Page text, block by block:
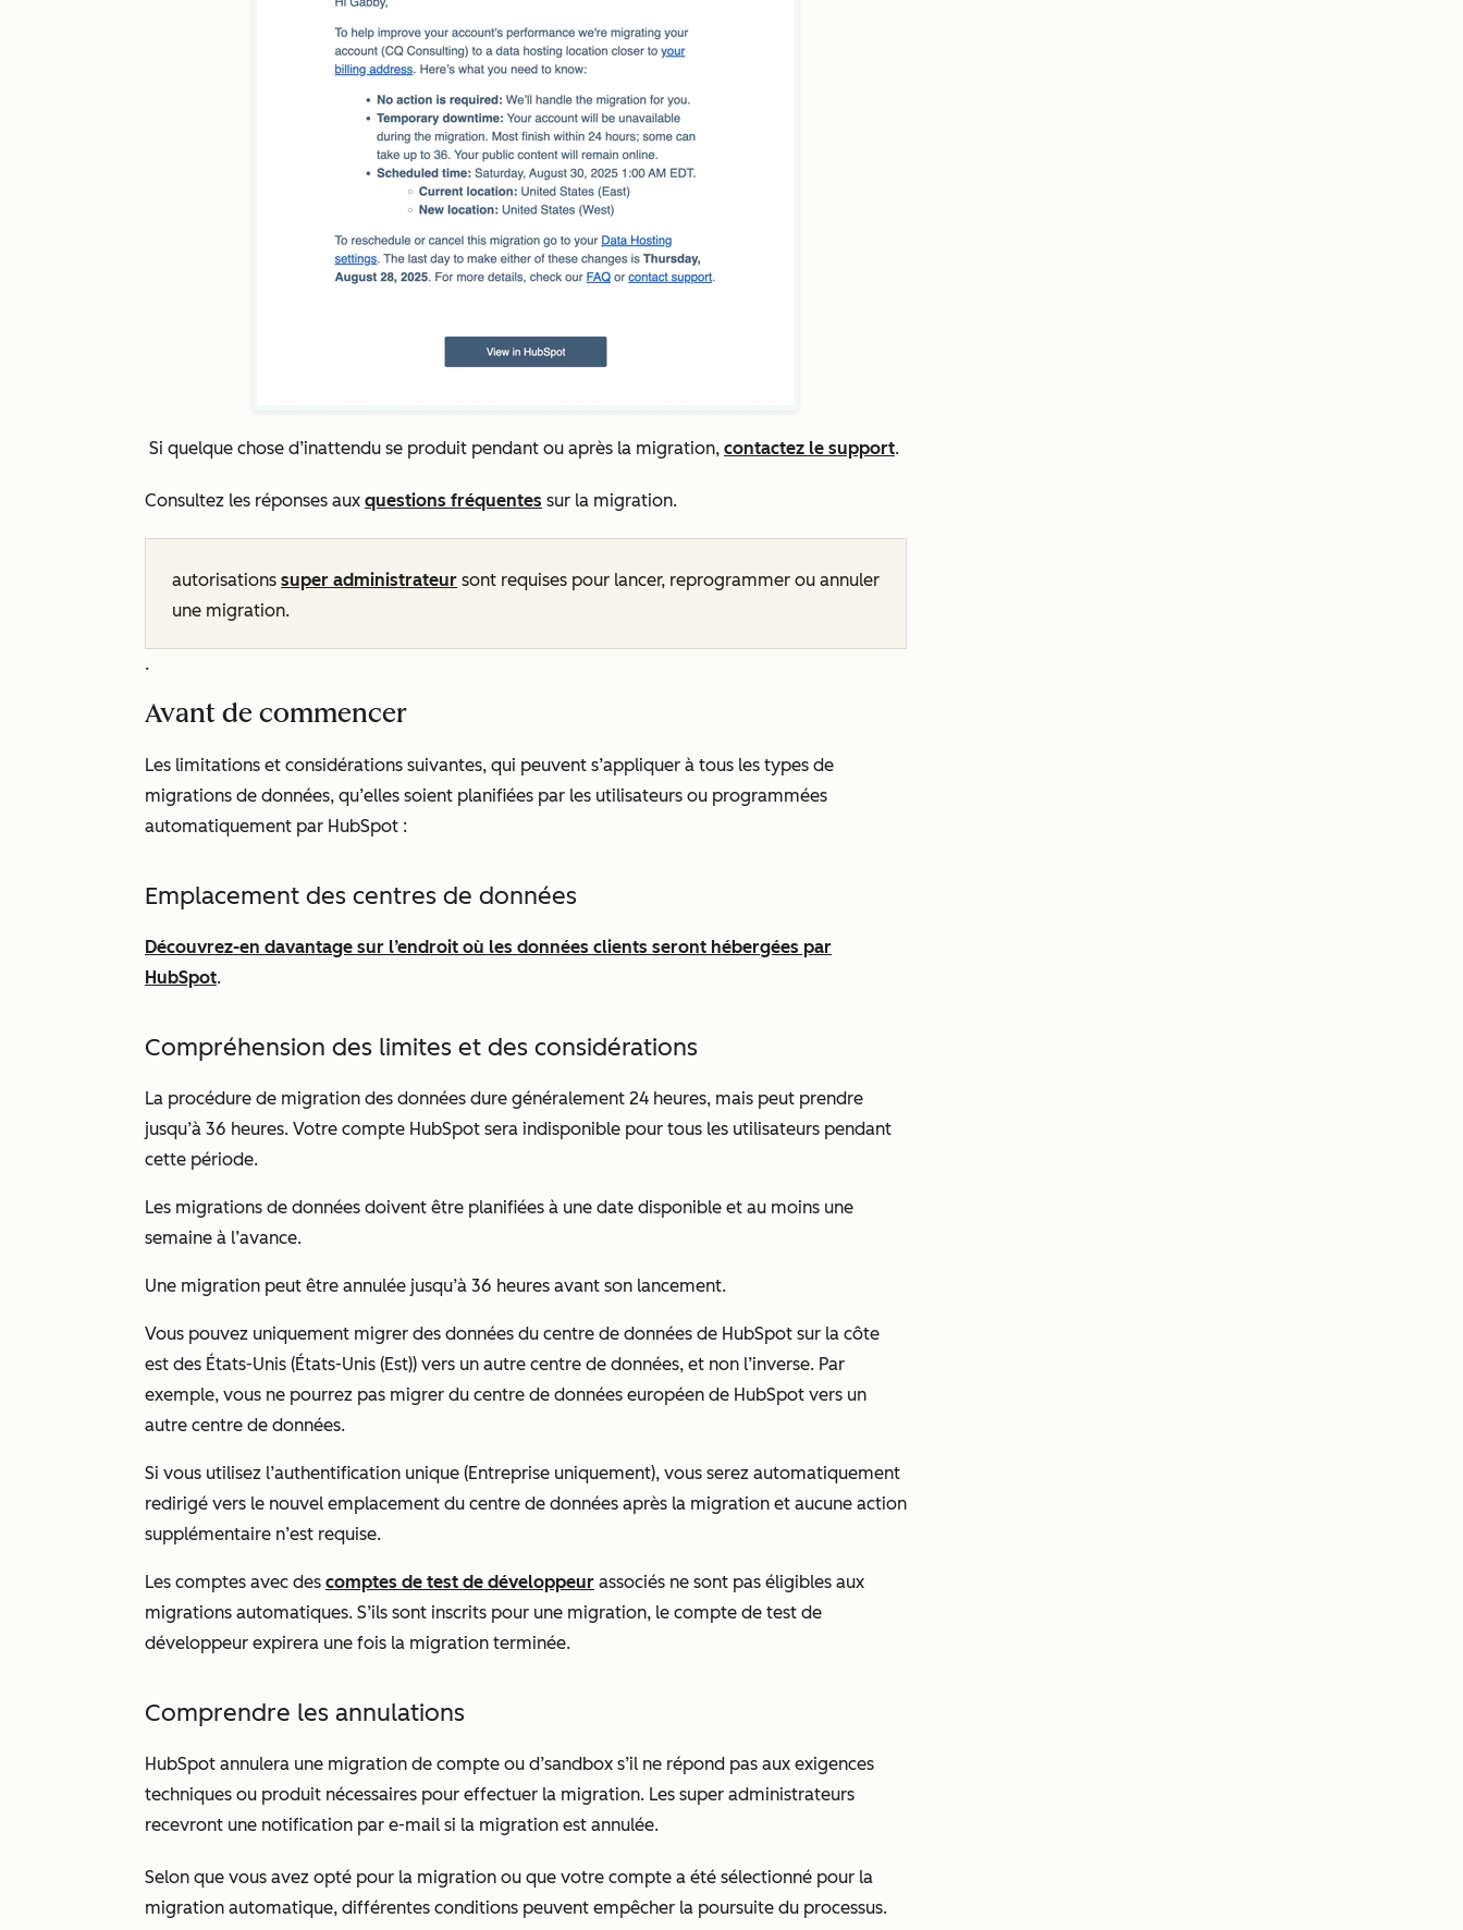
Si quelque chose d’inattendu se produit pendant ou après la migration, contactez le support.
Consultez les réponses aux questions fréquentes sur la migration.
autorisations super administrateur sont requises pour lancer, reprogrammer ou annuler
une migration.
.
Avant de commencer
Les limitations et considérations suivantes, qui peuvent s’appliquer à tous les types de
migrations de données, qu’elles soient planifiées par les utilisateurs ou programmées
automatiquement par HubSpot :
Emplacement des centres de données
Découvrez-en davantage sur l’endroit où les données clients seront hébergées par
HubSpot.
Compréhension des limites et des considérations
La procédure de migration des données dure généralement 24 heures, mais peut prendre
jusqu’à 36 heures. Votre compte HubSpot sera indisponible pour tous les utilisateurs pendant
cette période.
Les migrations de données doivent être planifiées à une date disponible et au moins une
semaine à l’avance.
Une migration peut être annulée jusqu’à 36 heures avant son lancement.
Vous pouvez uniquement migrer des données du centre de données de HubSpot sur la côte
est des États-Unis (États-Unis (Est)) vers un autre centre de données, et non l’inverse. Par
exemple, vous ne pourrez pas migrer du centre de données européen de HubSpot vers un
autre centre de données.
Si vous utilisez l’authentification unique (Entreprise uniquement), vous serez automatiquement
redirigé vers le nouvel emplacement du centre de données après la migration et aucune action
supplémentaire n’est requise.
Les comptes avec des comptes de test de développeur associés ne sont pas éligibles aux
migrations automatiques. S’ils sont inscrits pour une migration, le compte de test de
développeur expirera une fois la migration terminée.
Comprendre les annulations
HubSpot annulera une migration de compte ou d’sandbox s’il ne répond pas aux exigences
techniques ou produit nécessaires pour effectuer la migration. Les super administrateurs
recevront une notification par e-mail si la migration est annulée.
Selon que vous avez opté pour la migration ou que votre compte a été sélectionné pour la
migration automatique, différentes conditions peuvent empêcher la poursuite du processus.